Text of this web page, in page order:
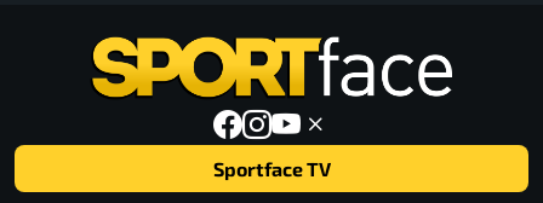
Sportface TV